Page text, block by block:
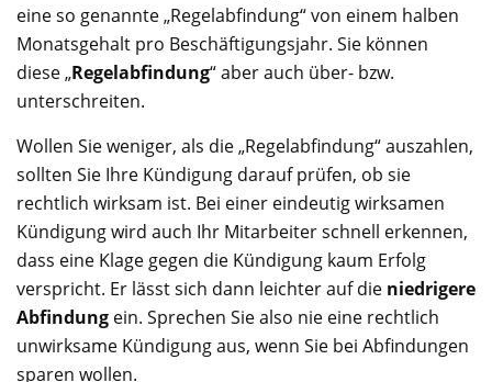
eine so genannte „Regelabfindung“ von einem halben
Monatsgehalt pro Beschäftigungsjahr. Sie können
diese „Regelabfindung“ aber auch über- bzw.
unterschreiten.
Wollen Sie weniger, als die „Regelabfindung“ auszahlen,
sollten Sie Ihre Kündigung darauf prüfen, ob sie
rechtlich wirksam ist. Bei einer eindeutig wirksamen
Kündigung wird auch Ihr Mitarbeiter schnell erkennen,
dass eine Klage gegen die Kündigung kaum Erfolg
verspricht. Er lässt sich dann leichter auf die niedrigere
Abfindung ein. Sprechen Sie also nie eine rechtlich
unwirksame Kündigung aus, wenn Sie bei Abfindungen
sparen wollen.